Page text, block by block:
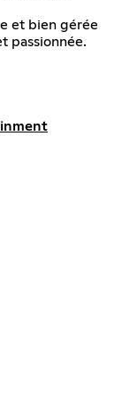
et bien gérée
passionnée.